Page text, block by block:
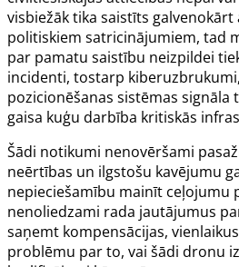
visbiežāk tika saistīts
politiskiem satricinājumiem, tad
par pamatu saistību neizpildei
incidenti, tostarp
pozicionēšanas sistēmas
gaisa kuģu darbība kritiskās
Šādi notikumi nenovēršami
neērtības un ilgstošu kavējumu
nepieciešamību mainīt ceļojumu
nenoliedzami rada jautājumus
saņemt kompensācijas,
problēmu par to, vai šādi dronu